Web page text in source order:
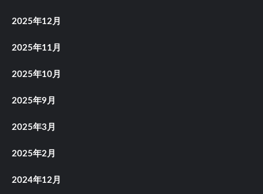
2025年12月
2025年11月
2025年10月
2025年9月
2025年3月
2025年2月
2024年12月